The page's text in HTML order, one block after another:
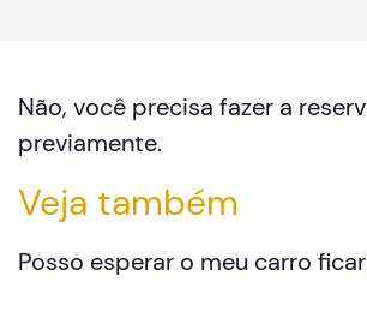
Não, você precisa fazer a
previamente.
Veja também
Posso esperar o meu carro